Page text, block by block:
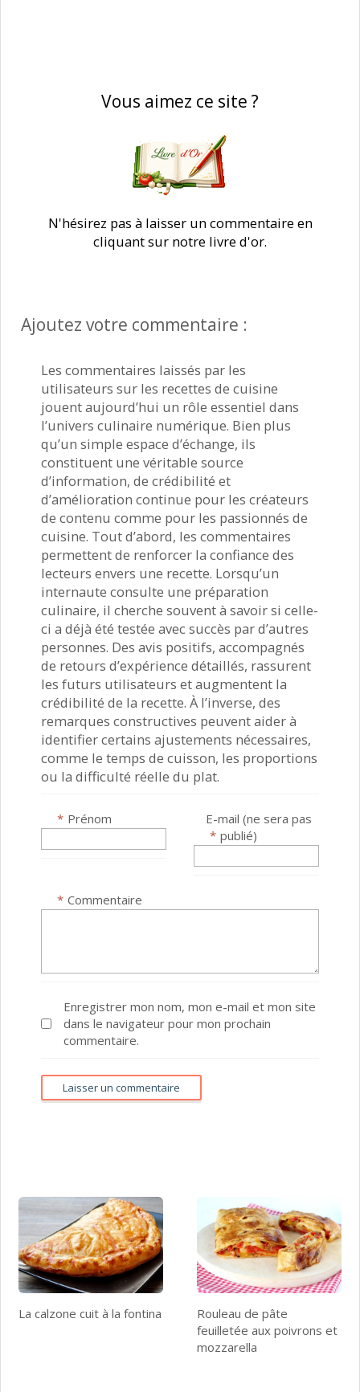
Vous aimez ce site ?
N'hésirez pas à laisser un commentaire en
cliquant sur notre livre d'or.
Ajoutez votre commentaire :
Les commentaires laissés par les
utilisateurs sur les recettes de cuisine
jouent aujourd’hui un rôle essentiel dans
l’univers culinaire numérique. Bien plus
qu’un simple espace d’échange, ils
constituent une véritable source
d’information, de crédibilité et
d’amélioration continue pour les créateurs
de contenu comme pour les passionnés de
cuisine. Tout d’abord, les commentaires
permettent de renforcer la confiance des
lecteurs envers une recette. Lorsqu’un
internaute consulte une préparation
culinaire, il cherche souvent à savoir si celle-
ci a déjà été testée avec succès par d’autres
personnes. Des avis positifs, accompagnés
de retours d’expérience détaillés, rassurent
les futurs utilisateurs et augmentent la
crédibilité de la recette. À l’inverse, des
remarques constructives peuvent aider à
identifier certains ajustements nécessaires,
comme le temps de cuisson, les proportions
ou la difficulté réelle du plat.
Commentaire
*
Prénom
*
E-mail (ne sera pas
publié)
*
Enregistrer mon nom, mon e-mail et mon site
dans le navigateur pour mon prochain
commentaire.
La calzone cuit à la fontina
Rouleau de pâte
feuilletée aux poivrons et
mozzarella